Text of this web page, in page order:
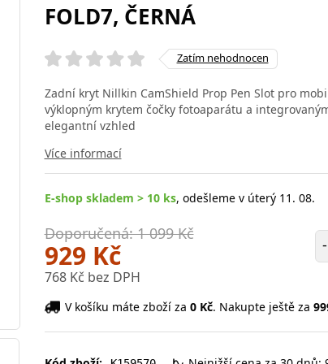
FOLD7, ČERNÁ
Zatím nehodnocen
Zadní kryt Nillkin CamShield Prop Pen Slot pro
výklopným krytem čočky fotoaparátu a
elegantní vzhled
Více informací
E-shop skladem > 10 ks, odešleme v úterý 11. 08.
Doporučená: 1 099 Kč
929 Kč
768 Kč bez DPH
-
V košíku máte zboží za 0 Kč. Nakupte ještě za